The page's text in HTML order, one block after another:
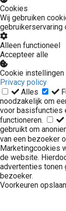
Cookies
Wij gebruiken
gebruikerservaring
Alleen functioneel
Accepteer alle
Cookie instellingen
Privacy policy
Alles
noodzakelijk om
voor basisfuncties
functioneren.
gebruikt om
van een bezoeker
Marketingcookies
de website.
advertenties tonen
bezoeker.
Voorkeuren opslaan